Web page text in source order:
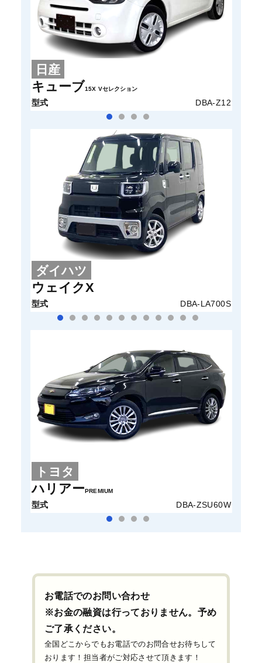
日産
キューブ15X Vセレクション
型式 DBA-Z12
ダイハツ
ウェイクX
型式 DBA-LA700S
トヨタ
ハリアーPREMIUM
型式 DBA-ZSU60W
お電話でのお問い合わせ
※お金の融資は行っておりません。予め
ご了承ください。
全国どこからでもお電話でのお問合せお待ちして
おります！担当者がご対応させて頂きます！